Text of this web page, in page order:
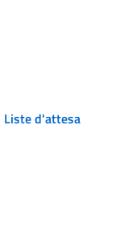
Liste d'attesa